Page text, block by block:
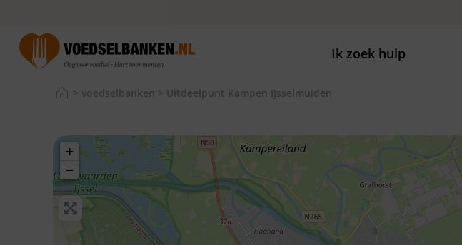
Ik zoek hulp
> voedselbanken > Uitdeelpunt Kampen IJsselmuiden
+
−